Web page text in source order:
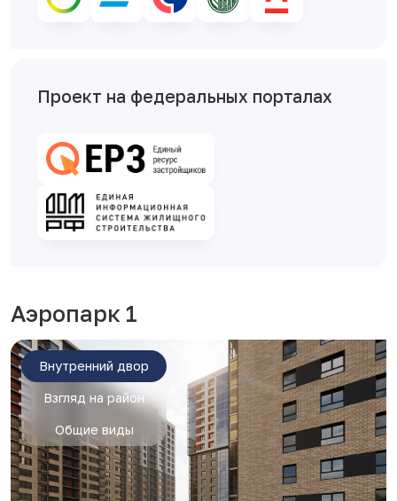
Проект на федеральных порталах
Аэропарк 1
Внутренний двор
Взгляд на район
Общие виды